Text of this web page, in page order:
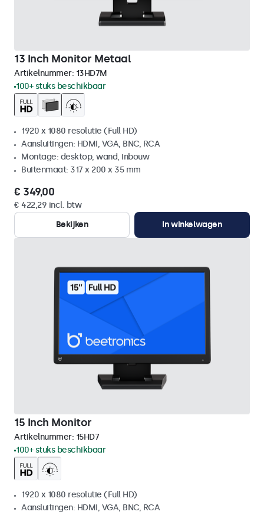
13 Inch Monitor Metaal
Artikelnummer: 13HD7M
100+ stuks beschikbaar
1920 x 1080 resolutie (Full HD)
Aansluitingen: HDMI, VGA, BNC, RCA
Montage: desktop, wand, inbouw
Buitenmaat: 317 x 200 x 35 mm
€ 349,00
€ 422,29 incl. btw
Bekijken
In winkelwagen
15 Inch Monitor
Artikelnummer: 15HD7
100+ stuks beschikbaar
1920 x 1080 resolutie (Full HD)
Aansluitingen: HDMI, VGA, BNC, RCA